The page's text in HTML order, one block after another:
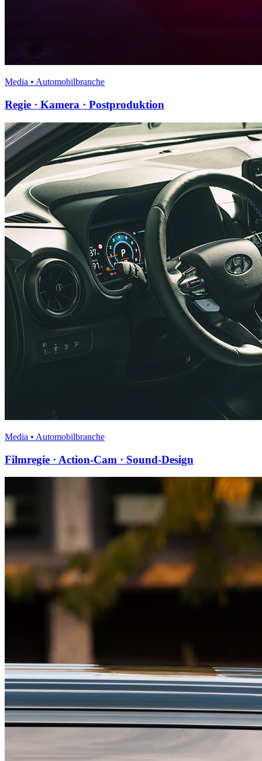
Media • Automobilbranche
Regie · Kamera · Postproduktion
Media • Automobilbranche
Filmregie · Action-Cam · Sound-Design